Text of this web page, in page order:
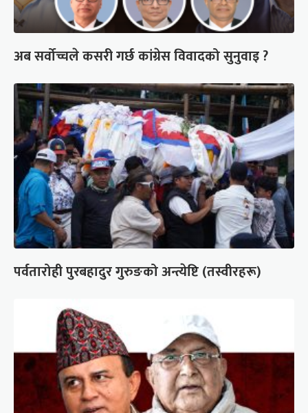
अब सर्वोच्चले कसरी गर्छ कांग्रेस विवादको सुनुवाइ ?
पर्वतारोही पुरबहादुर गुरुङको अन्त्येष्टि (तस्वीरहरू)